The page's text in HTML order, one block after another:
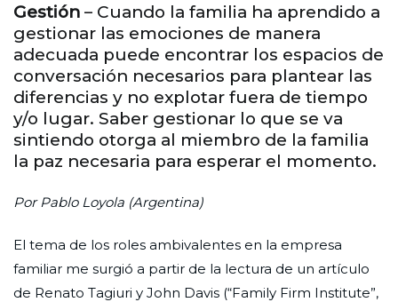
Gestión – Cuando la familia ha aprendido a
gestionar las emociones de manera
adecuada puede encontrar los espacios de
conversación necesarios para plantear las
diferencias y no explotar fuera de tiempo
y/o lugar. Saber gestionar lo que se va
sintiendo otorga al miembro de la familia
la paz necesaria para esperar el momento.
Por Pablo Loyola (Argentina)
El tema de los roles ambivalentes en la empresa
familiar me surgió a partir de la lectura de un artículo
de Renato Tagiuri y John Davis (“Family Firm Institute”,